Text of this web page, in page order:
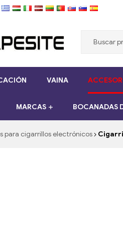
VAINA
MARCAS BOCANADAS
para cigarrillos electrónicos